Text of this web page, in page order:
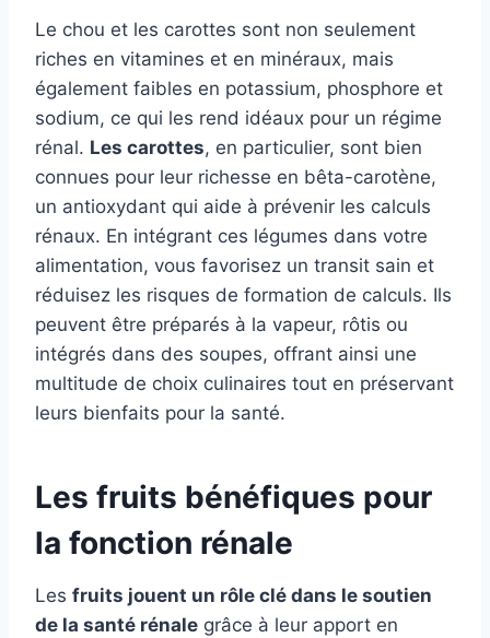
Le chou et les carottes sont non seulement
riches en vitamines et en minéraux, mais
également faibles en potassium, phosphore et
sodium, ce qui les rend idéaux pour un régime
rénal. Les carottes, en particulier, sont bien
connues pour leur richesse en bêta-carotène,
un antioxydant qui aide à prévenir les calculs
rénaux. En intégrant ces légumes dans votre
alimentation, vous favorisez un transit sain et
réduisez les risques de formation de calculs. Ils
peuvent être préparés à la vapeur, rôtis ou
intégrés dans des soupes, offrant ainsi une
multitude de choix culinaires tout en préservant
leurs bienfaits pour la santé.
Les fruits bénéfiques pour
la fonction rénale
Les fruits jouent un rôle clé dans le soutien
de la santé rénale grâce à leur apport en